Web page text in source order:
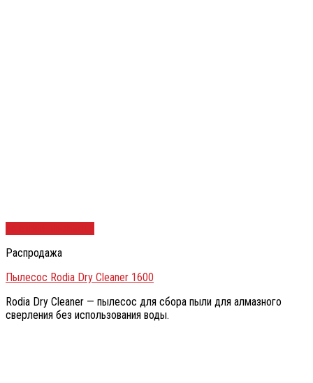
Распродажа
Пылесос Rodia Dry Cleaner 1600
Rodia Dry Cleaner — пылесос для сбора пыли для алмазного
сверления без использования воды.